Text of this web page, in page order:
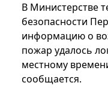
В Министерстве
безопасности
информацию о
пожар удалось
местному
сообщается.